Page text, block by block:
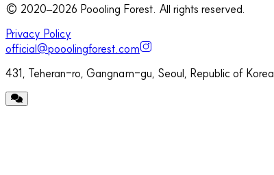
© 2020–2026 Poooling Forest. All rights reserved.
Privacy Policy
official@pooolingforest.com
431, Teheran-ro, Gangnam-gu, Seoul, Republic of Korea